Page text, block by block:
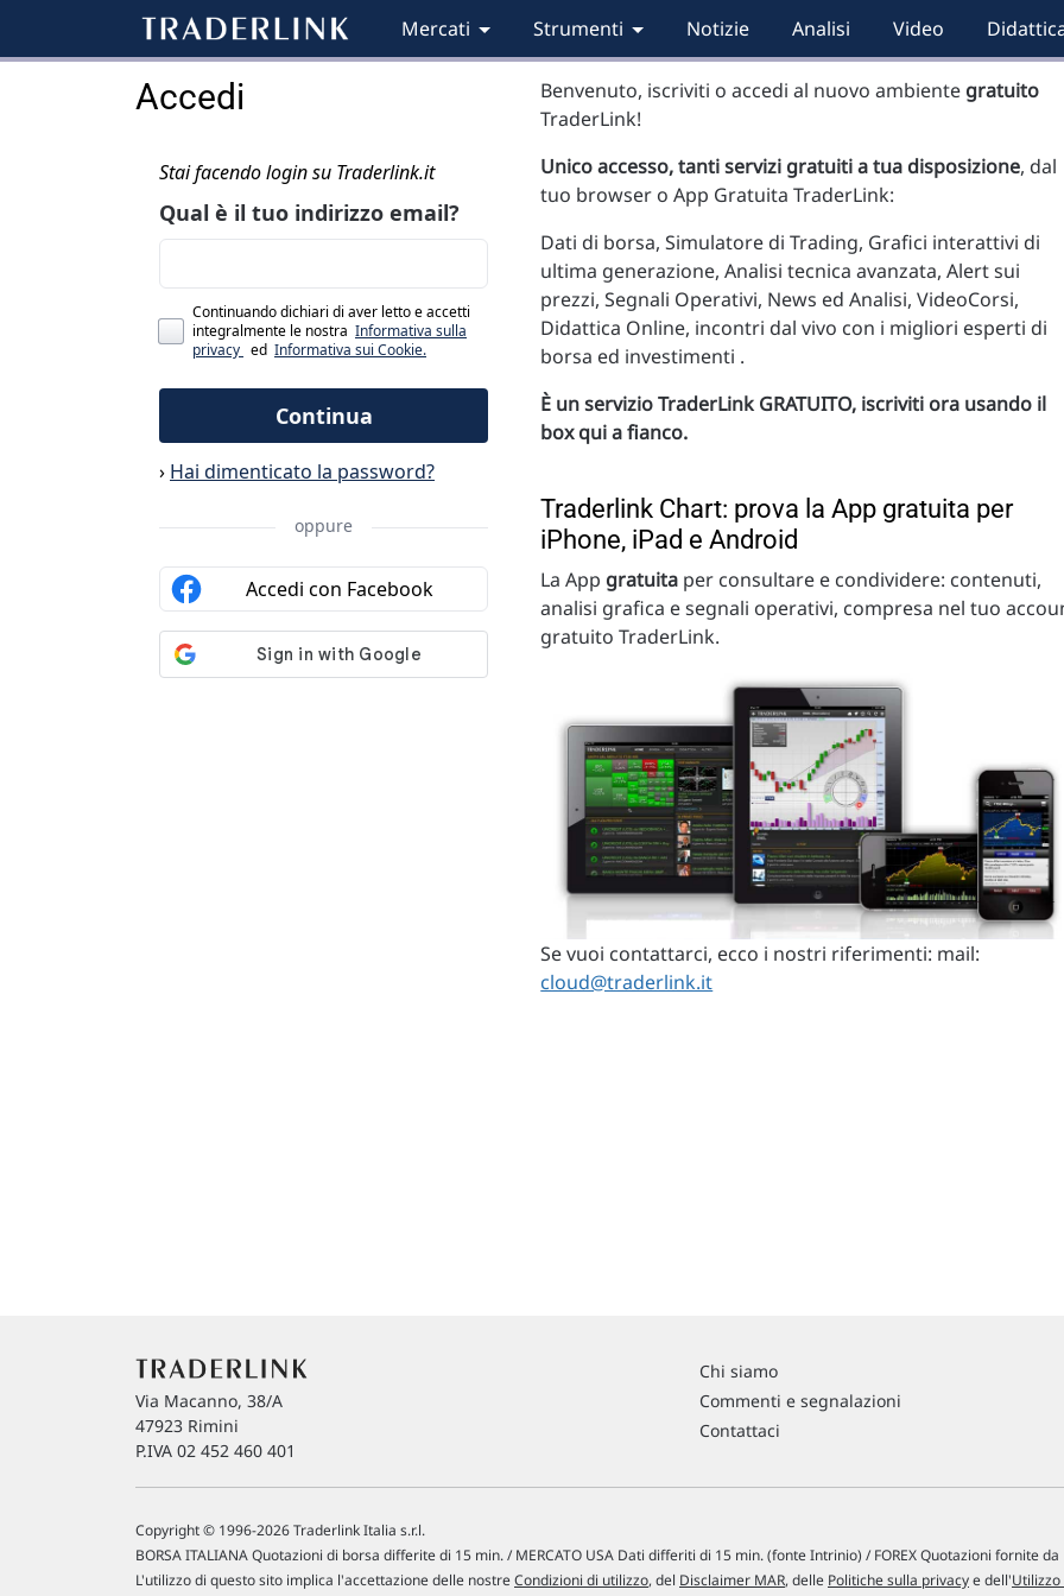
Mercati Strumenti Notizie Analisi Video
Accedi Benvenuto, iscriviti o accedi al nuovo ambiente gratuito
TraderLink!
Unico accesso, tanti servizi gratuiti a tua disposizione, dal
tuo browser o App Gratuita TraderLink:
Dati di borsa, Simulatore di Trading, Grafici interattivi di
ultima generazione, Analisi tecnica avanzata, Alert sui
prezzi, Segnali Operativi, News ed Analisi, VideoCorsi,
Didattica Online, incontri dal vivo con i migliori esperti di
borsa ed investimenti .
È un servizio TraderLink GRATUITO, iscriviti ora usando il
box qui a fianco.
Traderlink Chart: prova la App gratuita per
iPhone, iPad e Android
La App gratuita per consultare e condividere: contenuti,
analisi grafica e segnali operativi, compresa nel tuo
gratuito TraderLink.
Se vuoi contattarci, ecco i nostri riferimenti: mail:
cloud@traderlink.it
Via Macanno, 38/A
47923 Rimini
P.IVA 02 452 460 401
Chi siamo
Commenti e segnalazioni
Contattaci
Copyright © 1996-2026 Traderlink Italia s.r.l.
BORSA ITALIANA Quotazioni di borsa differite di 15 min. / MERCATO USA Dati differiti di 15 min. (fonte Intrinio) / FOREX Quotazioni fornite da
L'utilizzo di questo sito implica l'accettazione delle nostreCondizioni di utilizzo, del Disclaimer MAR, delle Politiche sulla privacye dell'